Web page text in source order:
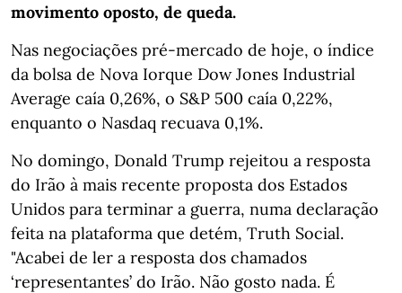
movimento oposto, de queda.
Nas negociações pré-mercado de hoje, o índice
da bolsa de Nova Iorque Dow Jones Industrial
Average caía 0,26%, o S&P 500 caía 0,22%,
enquanto o Nasdaq recuava 0,1%.
No domingo, Donald Trump rejeitou a resposta
do Irão à mais recente proposta dos Estados
Unidos para terminar a guerra, numa declaração
feita na plataforma que detém, Truth Social.
"Acabei de ler a resposta dos chamados
‘representantes’ do Irão. Não gosto nada. É